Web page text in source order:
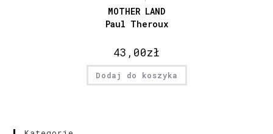
MOTHER LAND
Paul Theroux
43,00zł
Dodaj do koszyka